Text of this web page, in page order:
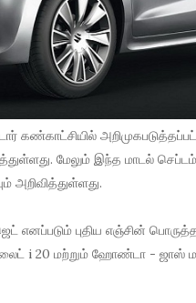
மேலும் இந்த மாடல்
அறிவித்துள்ளது.
எனப்படும் புதிய எஞ்சின்
i 20 மற்றும் ஹோண்டா - ஜாஸ்